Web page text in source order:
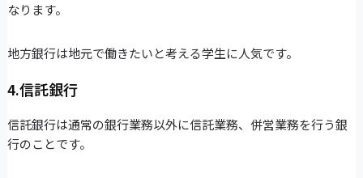
なります。
地方銀行は地元で働きたいと考える学生に人気です。
4.信託銀行
信託銀行は通常の銀行業務以外に信託業務、併営業務を行う銀
行のことです。